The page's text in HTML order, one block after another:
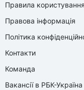
Правила користування
Правова інформація
Політика
Контакти
Команда
Вакансії в РБК-Україна